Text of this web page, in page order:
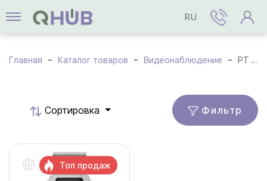
RU
Главная Каталог товаров Видеонаблюдение PT / PTZ Камеры
Cортировка Фильтр
Топ продаж